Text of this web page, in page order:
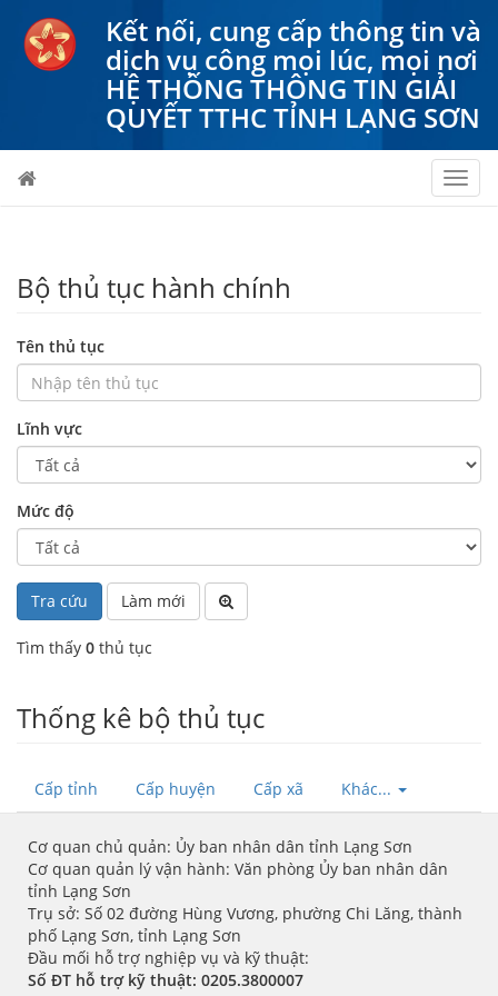
Kết nối, cung cấp thông tin và
dịch vụ công mọi lúc, mọi nơi
HỆ THỐNG THÔNG TIN GIẢI
QUYẾT TTHC TỈNH LẠNG SƠN
Bộ thủ tục hành chính
Tên thủ tục
Lĩnh vực
Mức độ
Tra cứu Làm mới
Tìm thấy 0 thủ tục
Thống kê bộ thủ tục
Cấp tỉnh Cấp huyện Cấp xã Khác...
Cơ quan chủ quản: Ủy ban nhân dân tỉnh Lạng Sơn
Cơ quan quản lý vận hành: Văn phòng Ủy ban nhân dân
tỉnh Lạng Sơn
Trụ sở: Số 02 đường Hùng Vương, phường Chi Lăng, thành
phố Lạng Sơn, tỉnh Lạng Sơn
Đầu mối hỗ trợ nghiệp vụ và kỹ thuật:
Số ĐT hỗ trợ kỹ thuật: 0205.3800007